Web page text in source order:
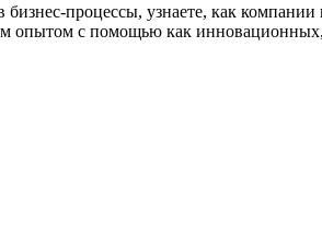
бизнес-процессы, узнаете, как
опытом с помощью как